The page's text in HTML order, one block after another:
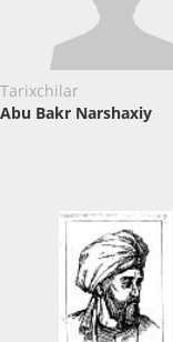
Tarixchilar
Abu Bakr Narshaxiy